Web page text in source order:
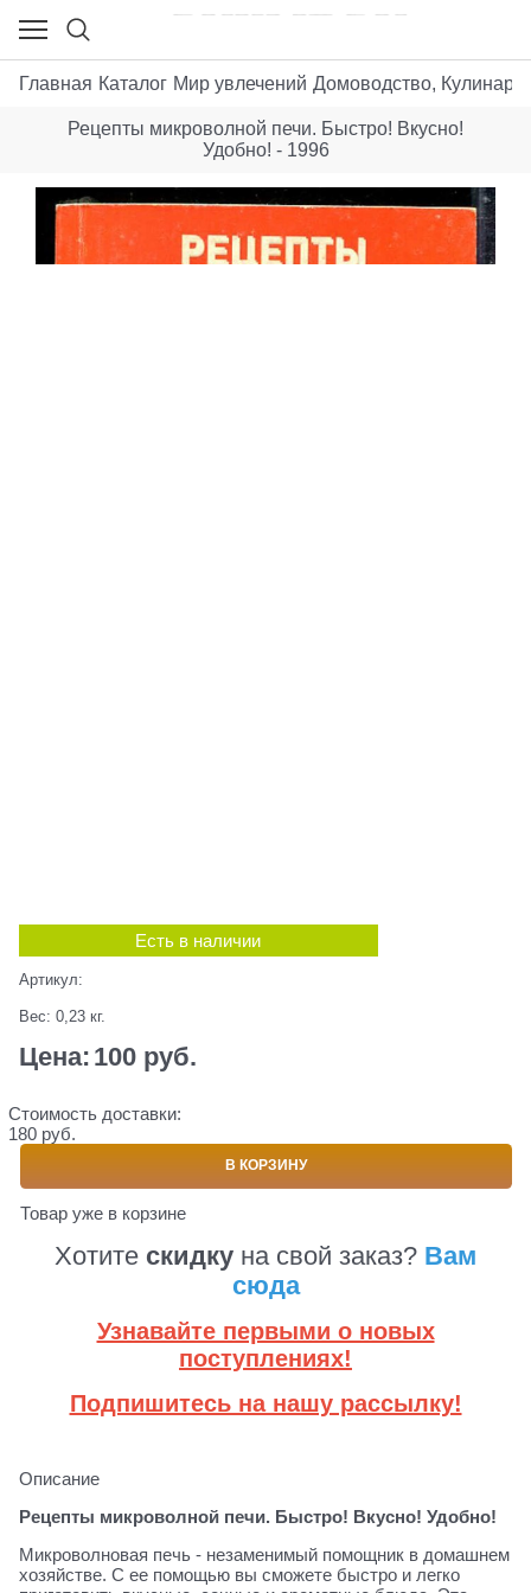
Главная Каталог Мир увлечений Домоводство,
Рецепты микроволной печи. Быстро! Вкусно!
Удобно! - 1996
Есть в наличии
Артикул:
Вес: 0,23 кг.
Цена: 100 руб.
Стоимость доставки:
180 руб.
В КОРЗИНУ
Товар уже в корзине
Хотите скидку на свой заказ? Вам
сюда
Узнавайте первыми о новых
поступлениях!
Подпишитесь на нашу рассылку!
Описание
Рецепты микроволной печи. Быстро! Вкусно! Удобно!
Микроволновая печь - незаменимый помощник в домашнем
хозяйстве. С ее помощью вы сможете быстро и легко